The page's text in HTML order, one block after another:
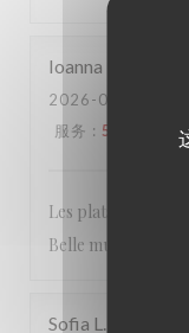
Ioanna
2026-05-10
服务 : 5 5
Les plats étaient
Belle musique
Sofia L